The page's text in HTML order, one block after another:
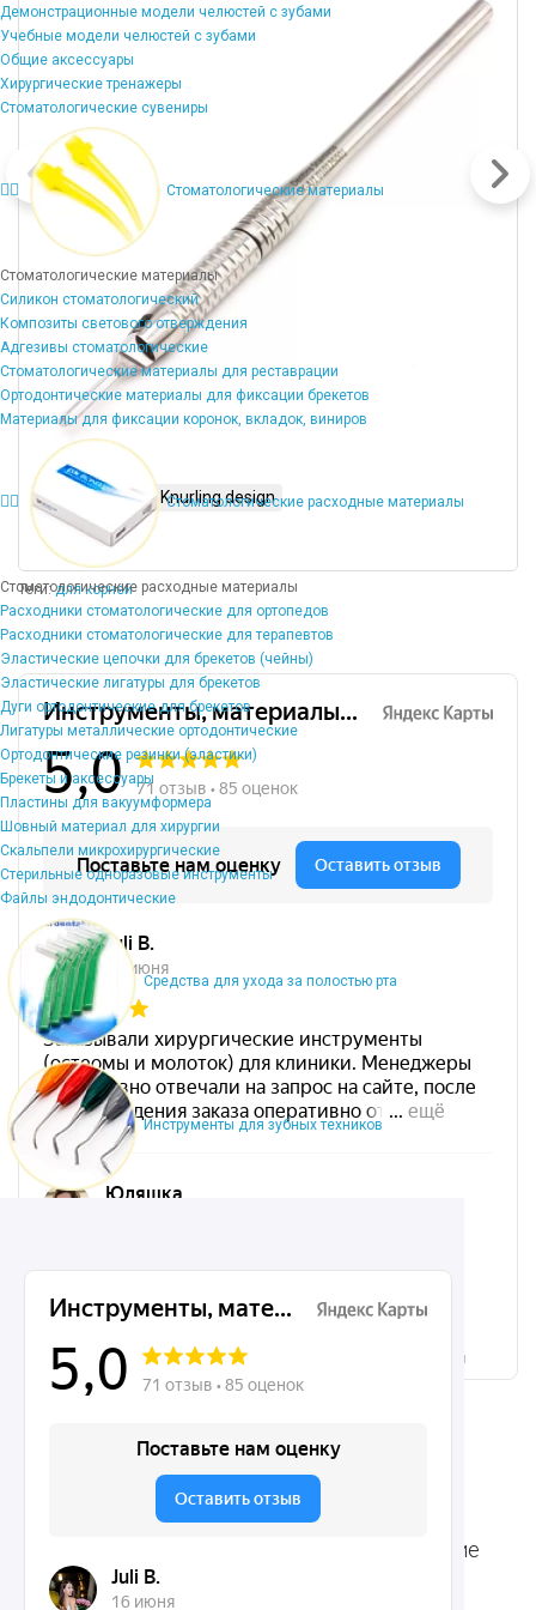
Демонстрационные модели челюстей с зубами
Учебные модели челюстей с зубами
Общие аксессуары
Хирургические тренажеры
Стоматологические сувениры
Стоматологические материалы
Стоматологические материалы
Силикон стоматологический
Композиты светового отверждения
Адгезивы стоматологические
Стоматологические материалы для реставрации
Ортодонтические материалы для фиксации брекетов
Материалы для фиксации коронок, вкладок, виниров
Стоматологические расходные материалы
Стоматологические расходные материалы
Расходники стоматологические для ортопедов
Расходники стоматологические для терапевтов
Эластические цепочки для брекетов (чейны)
Эластические лигатуры для брекетов
Дуги ортодонтические для брекетов
Лигатуры металлические ортодонтические
Ортодонтические резинки (эластики)
Брекеты и аксессуары
Пластины для вакуумформера
Шовный материал для хирургии
Скальпели микрохирургические
Стерильные одноразовые инструменты
Файлы эндодонтические
Средства для ухода за полостью рта
Инструменты для зубных техников
Stainless 304 Knurling design
Теги:для корней
инструменты Dentins.ru на карте Москвы — Яндекс.Карты
Ассортимент
Хирургические
Стоматологические